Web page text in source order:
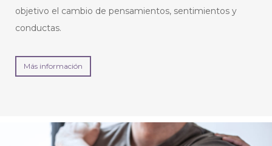
objetivo el cambio de pensamientos, sentimientos y
conductas.
Más información